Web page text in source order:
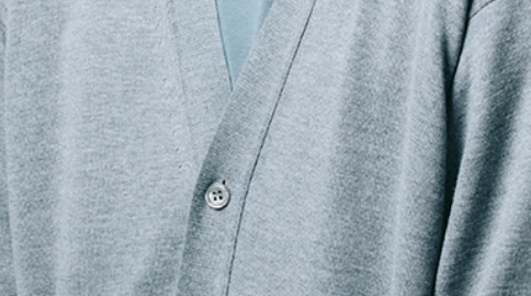
Construction
Product Lineup